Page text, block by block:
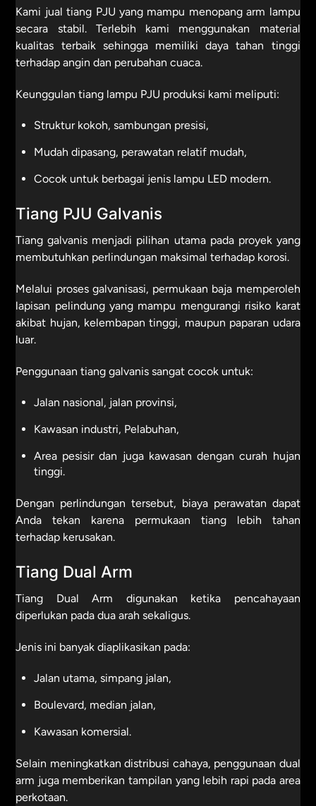
Kami jual tiang PJU yang mampu menopang arm lampu
secara stabil. Terlebih kami menggunakan material
kualitas terbaik sehingga memiliki daya tahan tinggi
terhadap angin dan perubahan cuaca.
Keunggulan tiang lampu PJU produksi kami meliputi:
Struktur kokoh, sambungan presisi,
Mudah dipasang, perawatan relatif mudah,
Cocok untuk berbagai jenis lampu LED modern.
Tiang PJU Galvanis
Tiang galvanis menjadi pilihan utama pada proyek yang
membutuhkan perlindungan maksimal terhadap korosi.
Melalui proses galvanisasi, permukaan baja memperoleh
lapisan pelindung yang mampu mengurangi risiko karat
akibat hujan, kelembapan tinggi, maupun paparan udara
luar.
Penggunaan tiang galvanis sangat cocok untuk:
Jalan nasional, jalan provinsi,
Kawasan industri, Pelabuhan,
Area pesisir dan juga kawasan dengan curah hujan
tinggi.
Dengan perlindungan tersebut, biaya perawatan dapat
Anda tekan karena permukaan tiang lebih tahan
terhadap kerusakan.
Tiang Dual Arm
Tiang Dual Arm digunakan ketika pencahayaan
diperlukan pada dua arah sekaligus.
Jenis ini banyak diaplikasikan pada:
Jalan utama, simpang jalan,
Boulevard, median jalan,
Kawasan komersial.
Selain meningkatkan distribusi cahaya, penggunaan dual
arm juga memberikan tampilan yang lebih rapi pada area
perkotaan.